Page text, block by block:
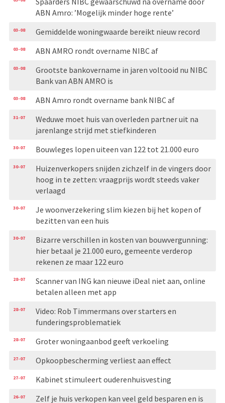
ABN Amro: ’Mogelijk minder hoge rente’
03-08 Gemiddelde woningwaarde bereikt nieuw record
03-08 ABN AMRO rondt overname NIBC af
03-08
Grootste bankovername in jaren voltooid nu NIBC
Bank van ABN AMRO is
03-08 ABN Amro rondt overname bank NIBC af
31-07
Weduwe moet huis van overleden partner uit na
jarenlange strijd met stiefkinderen
30-07 Bouwleges lopen uiteen van 122 tot 21.000 euro
30-07
Huizenverkopers snijden zichzelf in de vingers door
hoog in te zetten: vraagprijs wordt steeds vaker
verlaagd
30-07
Je woonverzekering slim kiezen bij het kopen of
bezitten van een huis
30-07
Bizarre verschillen in kosten van bouwvergunning:
hier betaal je 21.000 euro, gemeente verderop
rekenen ze maar 122 euro
28-07
Scanner van ING kan nieuwe iDeal niet aan, online
betalen alleen met app
28-07
Video: Rob Timmermans over starters en
funderingsproblematiek
28-07 Groter woningaanbod geeft verkoeling
27-07 Opkoopbescherming verliest aan effect
27-07 Kabinet stimuleert ouderenhuisvesting
26-07
Zelf je huis verkopen kan veel geld besparen en is